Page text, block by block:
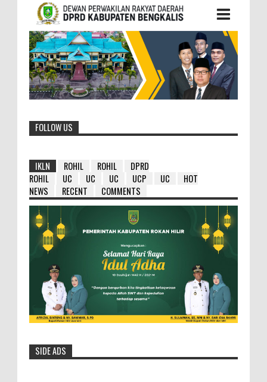
FOLLOW US
IKLN ROHIL ROHIL
DPRD
ROHIL
UC UC UC UCP UC
HOT
NEWS
RECENT COMMENTS
HM Wardan : Ambil Hikmahnya Dibalik
SIDE ADS